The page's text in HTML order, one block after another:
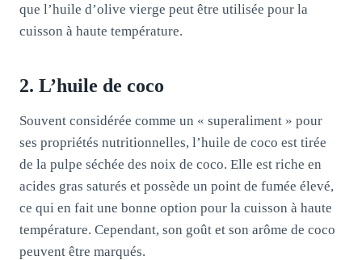
que l’huile d’olive vierge peut être utilisée pour la
cuisson à haute température.
2. L’huile de coco
Souvent considérée comme un « superaliment » pour
ses propriétés nutritionnelles, l’huile de coco est tirée
de la pulpe séchée des noix de coco. Elle est riche en
acides gras saturés et possède un point de fumée élevé,
ce qui en fait une bonne option pour la cuisson à haute
température. Cependant, son goût et son arôme de coco
peuvent être marqués.